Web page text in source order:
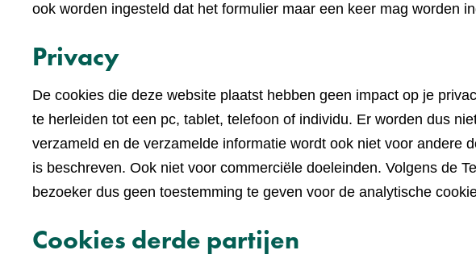
ook worden ingesteld dat het formulier maar een keer mag worden
Privacy
De cookies die deze website plaatst hebben geen impact op je
te herleiden tot een pc, tablet, telefoon of individu. Er worden dus
verzameld en de verzamelde informatie wordt ook niet voor andere
is beschreven. Ook niet voor commerciële doeleinden. Volgens de
bezoeker dus geen toestemming te geven voor de analytische
Cookies derde partijen